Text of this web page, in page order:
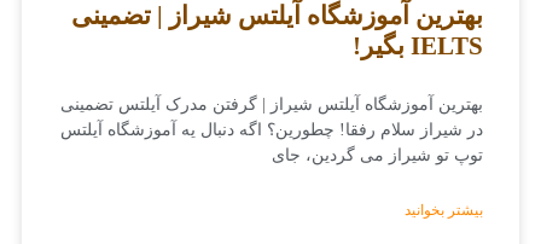
بهترین آموزشگاه آیلتس شیراز | تضمینی
IELTS بگیر!
بهترین آموزشگاه آیلتس شیراز | گرفتن مدرک آیلتس تضمینی
در شیراز سلام رفقا! چطورین؟ اگه دنبال یه آموزشگاه آیلتس
توپ تو شیراز می گردین، جای
بیشتر بخوانید